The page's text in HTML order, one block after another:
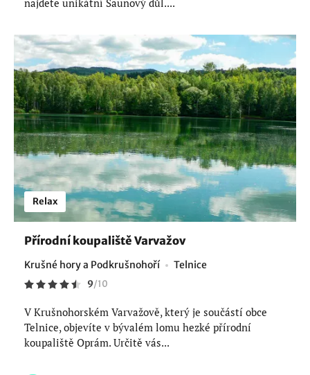
Relax
Přírodní koupaliště Varvažov
Krušné hory a Podkrušnohoří Telnice
9/10
V Krušnohorském Varvažově, který je součástí obce
Telnice, objevíte v bývalém lomu hezké přírodní
koupaliště Oprám. Určitě vás...